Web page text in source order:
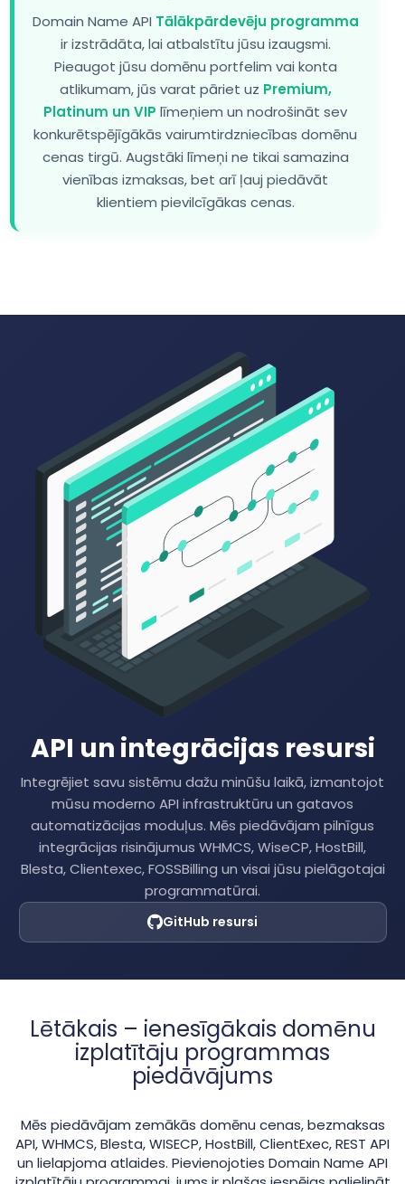
Domain Name API Tālākpārdevēju programma
ir izstrādāta, lai atbalstītu jūsu izaugsmi.
Pieaugot jūsu domēnu portfelim vai konta
atlikumam, jūs varat pāriet uz Premium,
Platinum un VIP līmeņiem un nodrošināt sev
konkurētspējīgākās vairumtirdzniecības domēnu
cenas tirgū. Augstāki līmeņi ne tikai samazina
vienības izmaksas, bet arī ļauj piedāvāt
klientiem pievilcīgākas cenas.
API un integrācijas resursi
Integrējiet savu sistēmu dažu minūšu laikā, izmantojot
mūsu moderno API infrastruktūru un gatavos
automatizācijas moduļus. Mēs piedāvājam pilnīgus
integrācijas risinājumus WHMCS, WiseCP, HostBill,
Blesta, Clientexec, FOSSBilling un visai jūsu pielāgotajai
programmatūrai.
GitHub resursi
Lētākais – ienesīgākais domēnu
izplatītāju programmas
piedāvājums
Mēs piedāvājam zemākās domēnu cenas, bezmaksas
API, WHMCS, Blesta, WISECP, HostBill, ClientExec, REST API
un lielapjoma atlaides. Pievienojoties Domain Name API